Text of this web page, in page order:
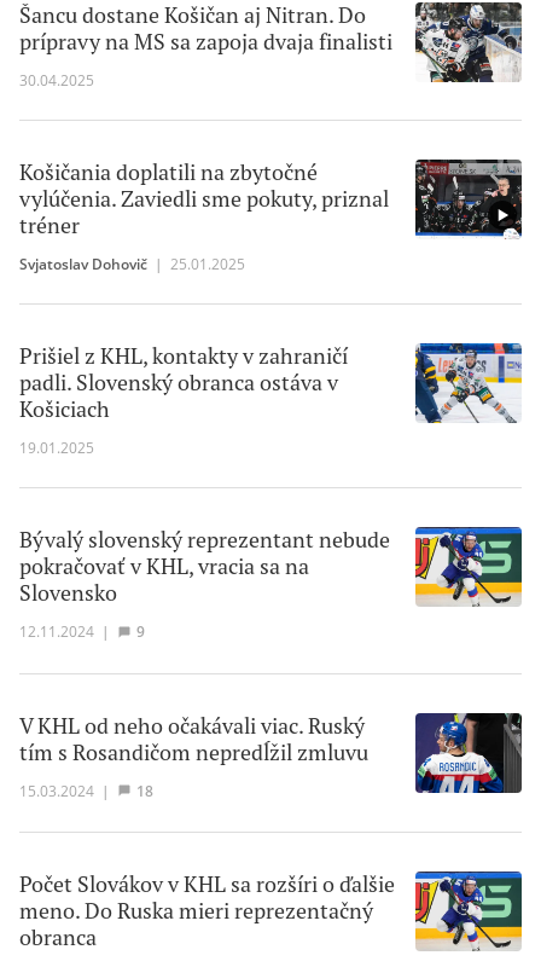
Šancu dostane Košičan aj Nitran. Do
prípravy na MS sa zapoja dvaja finalisti
30.04.2025
Košičania doplatili na zbytočné
vylúčenia. Zaviedli sme pokuty, priznal
tréner
Svjatoslav Dohovič | 25.01.2025
Prišiel z KHL, kontakty v zahraničí
padli. Slovenský obranca ostáva v
Košiciach
19.01.2025
Bývalý slovenský reprezentant nebude
pokračovať v KHL, vracia sa na
Slovensko
12.11.2024 | 9
V KHL od neho očakávali viac. Ruský
tím s Rosandičom nepredĺžil zmluvu
15.03.2024 | 18
Počet Slovákov v KHL sa rozšíri o ďalšie
meno. Do Ruska mieri reprezentačný
obranca